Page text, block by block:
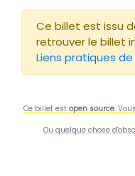
Ce billet est issu
retrouver le billet
Liens pratiques
Ce billet est open source.
Ou quelque chose